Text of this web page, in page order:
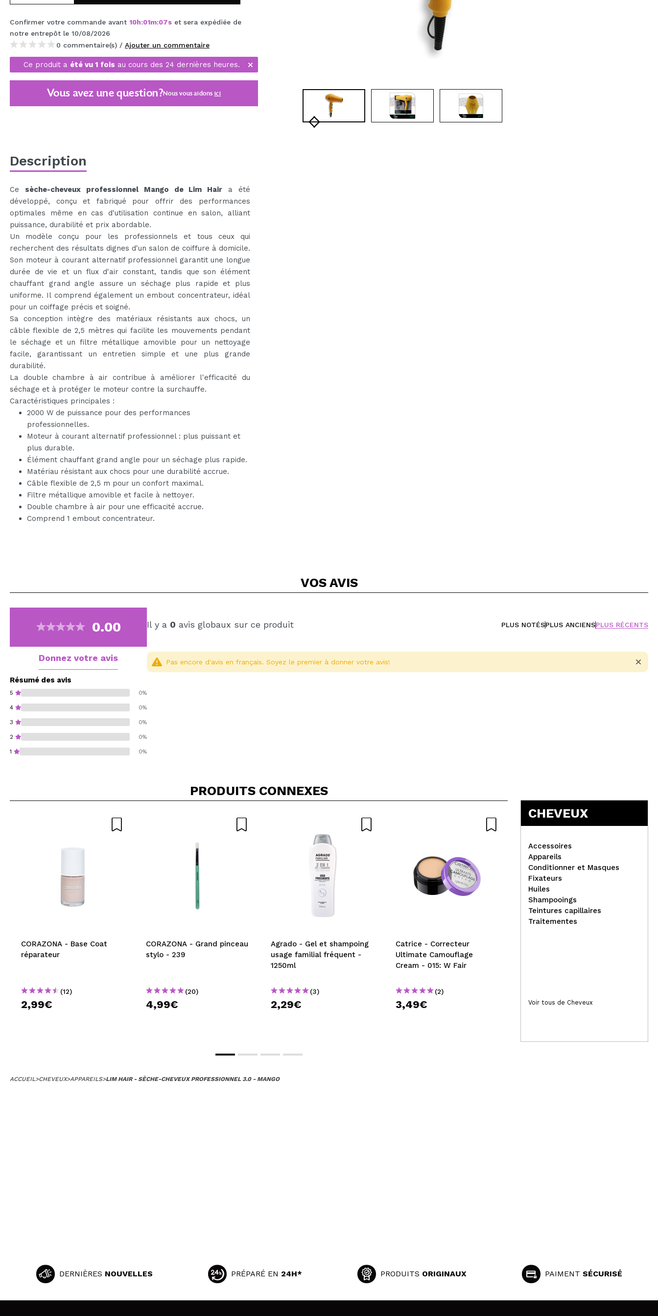
KOREA ZONE
TRAVEL SIZE
NATURE
BIENTÔT DISPONIBLE
Confirmer votre commande avant 10h:01m:07s et sera expédiée de
notre entrepôt le 10/08/2026
0 commentaire(s) / Ajouter un commentaire
Ce produit a été vu 1 fois au cours des 24 dernières heures.
Vous avez une question?Nous vous aidons ici
Description
Ce sèche-cheveux professionnel Mango de Lim Hair a été
développé, conçu et fabriqué pour offrir des performances
optimales même en cas d'utilisation continue en salon, alliant
puissance, durabilité et prix abordable.
Un modèle conçu pour les professionnels et tous ceux qui
recherchent des résultats dignes d'un salon de coiffure à domicile.
Son moteur à courant alternatif professionnel garantit une longue
durée de vie et un flux d'air constant, tandis que son élément
chauffant grand angle assure un séchage plus rapide et plus
uniforme. Il comprend également un embout concentrateur, idéal
pour un coiffage précis et soigné.
Sa conception intègre des matériaux résistants aux chocs, un
câble flexible de 2,5 mètres qui facilite les mouvements pendant
le séchage et un filtre métallique amovible pour un nettoyage
facile, garantissant un entretien simple et une plus grande
durabilité.
La double chambre à air contribue à améliorer l'efficacité du
séchage et à protéger le moteur contre la surchauffe.
Caractéristiques principales :
2000 W de puissance pour des performances
professionnelles.
Moteur à courant alternatif professionnel : plus puissant et
plus durable.
Élément chauffant grand angle pour un séchage plus rapide.
Matériau résistant aux chocs pour une durabilité accrue.
Câble flexible de 2,5 m pour un confort maximal.
Filtre métallique amovible et facile à nettoyer.
Double chambre à air pour une efficacité accrue.
Comprend 1 embout concentrateur.
VOS AVIS
0.00
Donnez votre avis
Résumé des avis
5 0%
4 0%
3 0%
2 0%
1 0%
Il y a 0 avis globaux sur ce produit PLUS NOTÉSPLUS ANCIENSPLUS RÉCENTS
ENVOYER
Pas encore d'avis en français. Soyez le premier à donner votre avis!
PRODUITS CONNEXES
CORAZONA - Base Coat
réparateur
(12)
2,99€
CORAZONA - Grand pinceau
stylo - 239
(20)
4,99€
Agrado - Gel et shampoing
usage familial fréquent -
1250ml
(3)
2,29€
Catrice - Correcteur
Ultimate Camouflage
Cream - 015: W Fair
(2)
3,49€
Ziaja - Gel d'hygiène intime
pour homme
2,99€
CHEVEUX
Accessoires
Appareils
Conditionner et Masques
Fixateurs
Huiles
Shampooings
Teintures capillaires
Traitementes
Voir tous de Cheveux
ACCUEIL>CHEVEUX>APPAREILS>LIM HAIR - SÈCHE-CHEVEUX PROFESSIONNEL 3.0 - MANGO
DERNIÈRES NOUVELLES PRÉPARÉ EN 24H* PRODUITS ORIGINAUX PAIMENT SÉCURISÉ